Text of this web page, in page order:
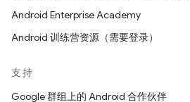
Android Enterprise Academy
Android 训练营资源（需要登录）
支持
Google 群组上的 Android 合作伙伴